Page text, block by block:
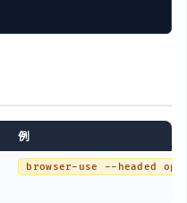
例
browser-use --headed